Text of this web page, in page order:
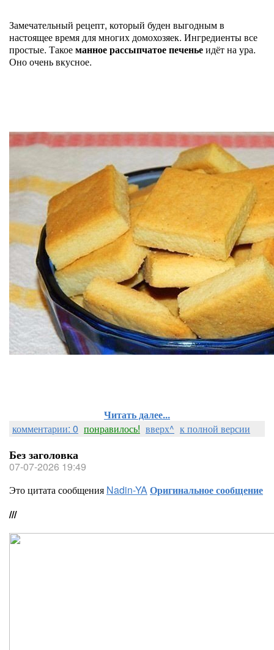
Замечательный рецепт, который буден выгодным в
настоящее время для многих домохозяек. Ингредиенты все
простые. Такоеманное рассыпчатое печеньеидёт на ура.
Оно очень вкусное.
Читать далее...
комментарии: 0 понравилось! вверх^ к полной версии
Без заголовка
07-07-2026 19:49
Это цитата сообщения Nadin-YAОригинальное сообщение
///